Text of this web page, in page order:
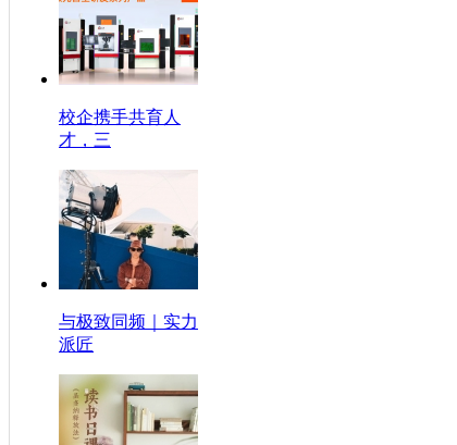
校企携手共育人
才，三
与极致同频｜实力
派匠